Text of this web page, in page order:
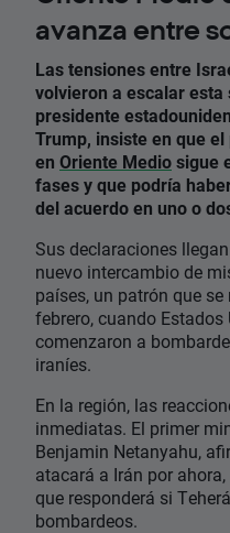
avanza entre
Las tensiones entre
volvieron a escalar esta
presidente
Trump, insiste en que
en Oriente Mediosigue
fases y que podría
del acuerdo en uno o
Sus declaraciones
nuevo intercambio de
países, un patrón que se
febrero, cuando Estados
comenzaron a
iraníes.
En la región, las
inmediatas. El primer
Benjamin Netanyahu,
atacará a Irán por
que responderá si
bombardeos.